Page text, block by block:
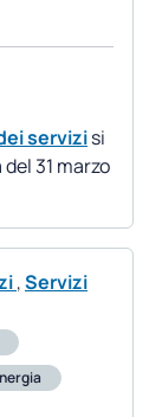
servizisi
31 marzo
,Servizi